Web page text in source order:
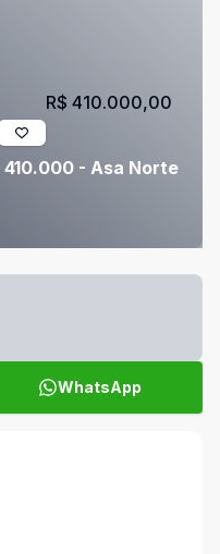
410.000 - Asa Norte
R$ 410.000,00
WhatsApp